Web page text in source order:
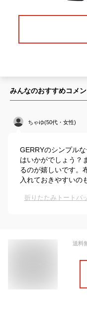
みんなのおすすめコメ
ちゃゆ(50代・女性)
GERRYのシンプル
はいかがでしょう？
るのが嬉しいです。
入れておきやすいの
折りたたみトートバ